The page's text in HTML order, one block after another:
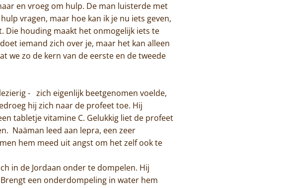
en vroeg om hulp. De man luisterde met
vragen, maar hoe kan ik je nu iets geven,
Die houding maakt het onmogelijk iets te
iemand zich over je, maar het kan alleen
we zo de kern van de eerste en de tweede
- zich eigenlijk beetgenomen voelde,
hij zich naar de profeet toe. Hij
tabletje vitamine C. Gelukkig liet de profeet
Naäman leed aan lepra, een zeer
hem meed uit angst om het zelf ook te
in de Jordaan onder te dompelen. Hij
een onderdompeling in water hem